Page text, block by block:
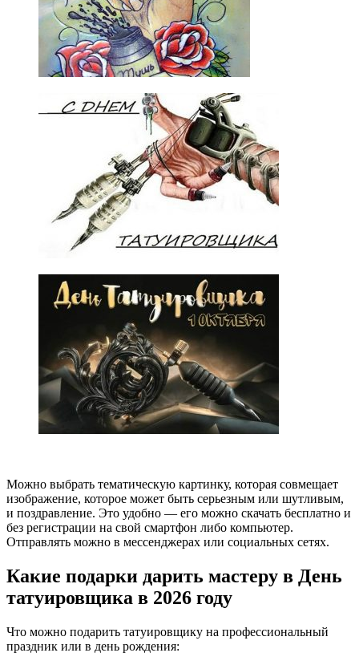
Можно выбрать тематическую картинку, которая совмещает
изображение, которое может быть серьезным или шутливым,
и поздравление. Это удобно — его можно скачать бесплатно и
без регистрации на свой смартфон либо компьютер.
Отправлять можно в мессенджерах или социальных сетях.
Какие подарки дарить мастеру в День
татуировщика в 2026 году
Что можно подарить татуировщику на профессиональный
праздник или в день рождения: